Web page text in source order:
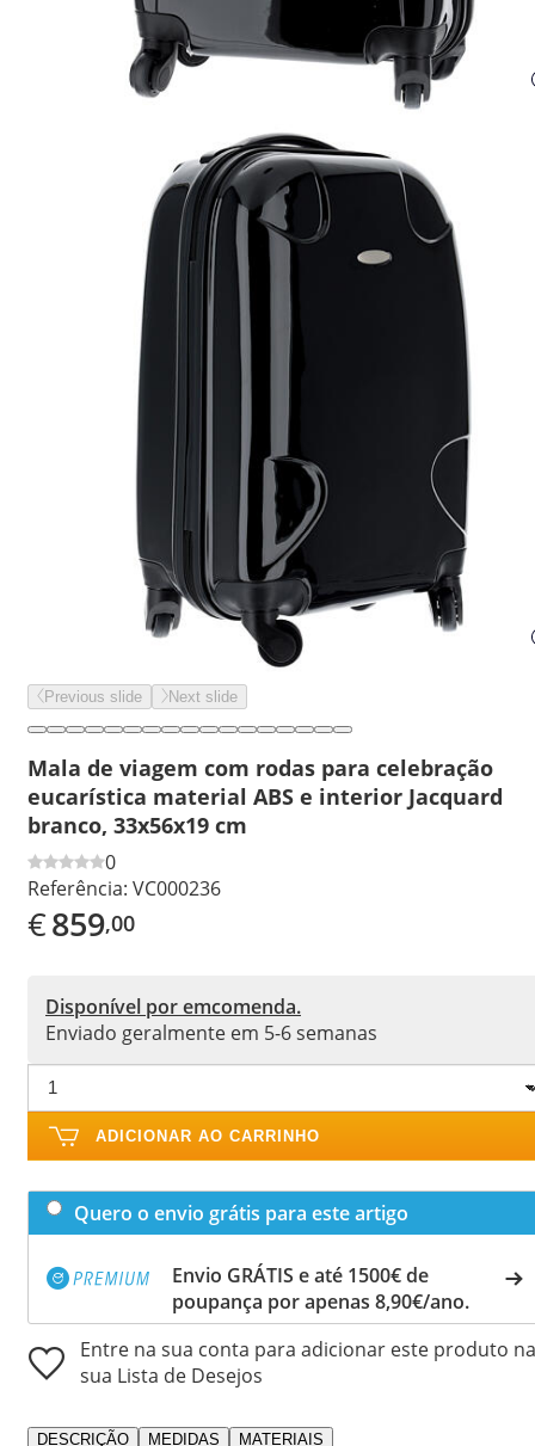
Previous slide Next slide
Mala de viagem com rodas para celebração
eucarística material ABS e interior Jacquard
branco, 33x56x19 cm
0
Referência: VC000236
€859,00
Disponível por emcomenda.
Enviado geralmente em 5-6 semanas
ADICIONAR AO CARRINHO
Quero o envio grátis para este artigo
Envio GRÁTIS e até 1500€ de
poupança por apenas 8,90€/ano.
Entre na sua conta para adicionar este produto na
sua Lista de Desejos
DESCRIÇÃO MEDIDAS MATERIAIS